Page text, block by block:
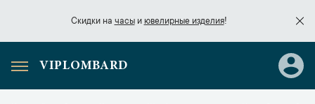
Скидки на часыи ювелирные изделия!
Скидки начасы
VIPLOMBARD